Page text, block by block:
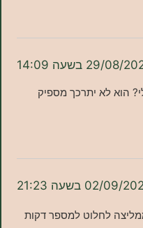
מספיק
למספר דקות